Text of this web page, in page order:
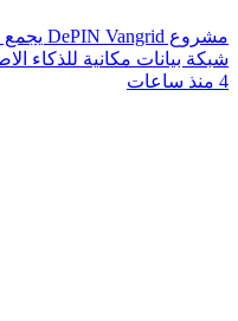
شبكة بيانات مكانية للذكاء
4 منذ ساعات